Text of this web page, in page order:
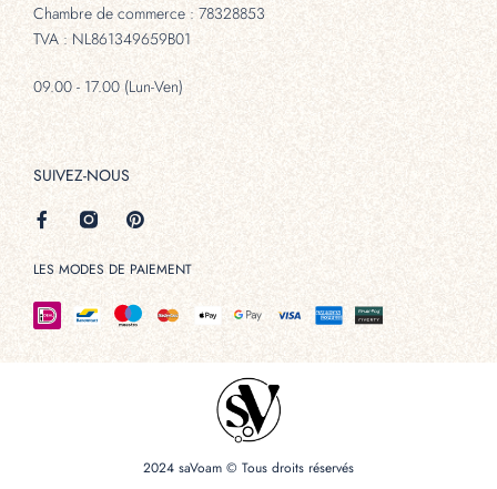
Chambre de commerce : 78328853
TVA : NL861349659B01
09.00 - 17.00 (Lun-Ven)
SUIVEZ-NOUS
LES MODES DE PAIEMENT
2024 saVoam © Tous droits réservés